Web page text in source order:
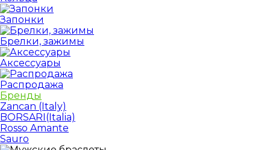
Запонки
Брелки, зажимы
Аксессуары
Распродажа
Бренды
Zancan (Italy)
BORSARI(Italia)
Rosso Amante
Sauro